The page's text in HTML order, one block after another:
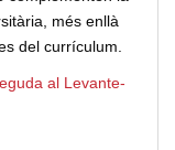
més enllà
del currículum.
al Levante-